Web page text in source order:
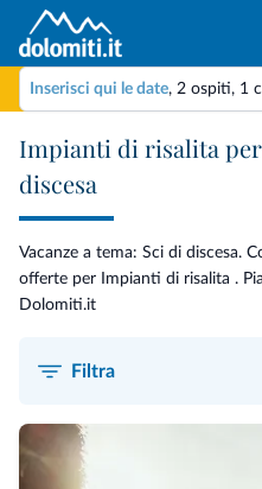
Inserisci qui le date, 2 ospiti, 1
Impianti di risalita per
discesa
Vacanze a tema: Sci di discesa.
offerte per Impianti di risalita .
Dolomiti.it
Filtra